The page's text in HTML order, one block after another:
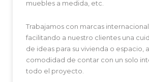
muebles a medida, etc.
Trabajamos con marcas
facilitando a nuestro clientes una
de ideas para su vivienda o espacio,
comodidad de contar con un solo
todo el proyecto.